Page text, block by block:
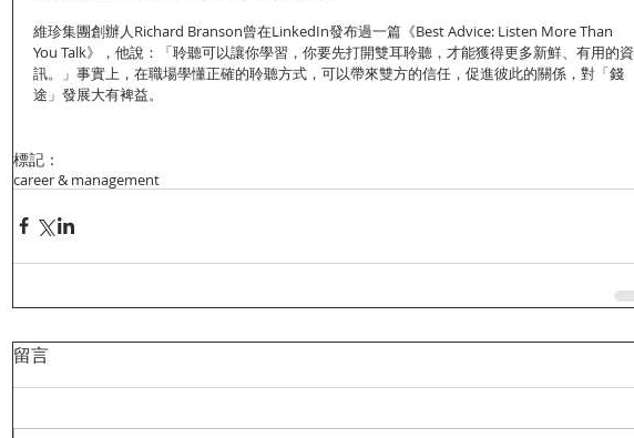
維珍集團創辦人Richard Branson曾在LinkedIn發布過一篇《Best Advice: Listen More Than
You Talk》，他說：「聆聽可以讓你學習，你要先打開雙耳聆聽，才能獲得更多新鮮、有用的資
訊。」事實上，在職場學懂正確的聆聽方式，可以帶來雙方的信任，促進彼此的關係，對「錢
途」發展大有裨益。
標記：
career & management
留言